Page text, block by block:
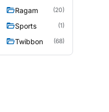
Ragam (20)
Sports (1)
Twibbon (68)